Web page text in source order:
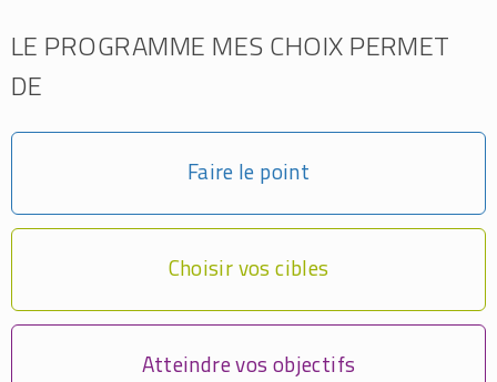
LE PROGRAMME MES CHOIX PERMET
DE
Faire le point
Choisir vos cibles
Atteindre vos objectifs